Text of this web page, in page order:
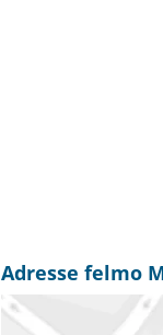
Adresse felmo